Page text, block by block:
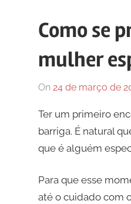
Como se
mulher
On 24 de março de
Ter um primeiro
barriga. É natural
que é alguém
Para que esse
até o cuidado com